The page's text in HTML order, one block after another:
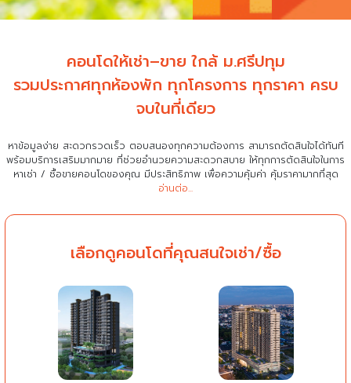
คอนโดให้เช่า–ขาย ใกล้ ม.ศรีปทุม
รวมประกาศทุกห้องพัก ทุกโครงการ ทุกราคา ครบ
จบในที่เดียว
หาข้อมูลง่าย สะดวกรวดเร็ว ตอบสนองทุกความต้องการ สามารถตัดสินใจได้ทันที
พร้อมบริการเสริมมากมาย ที่ช่วยอำนวยความสะดวกสบาย ให้ทุกการตัดสินใจในการ
หาเช่า / ซื้อขายคอนโดของคุณ มีประสิทธิภาพ เพื่อความคุ้มค่า คุ้มราคามากที่สุด
อ่านต่อ...
เลือกดูคอนโดที่คุณสนใจเช่า/ซื้อ